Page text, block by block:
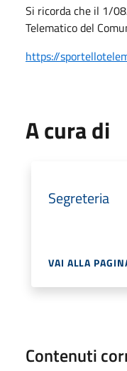
Si ricorda che il 1/
Telematico del
https://
A cura di
Segreteria
VAI ALLA
Contenuti